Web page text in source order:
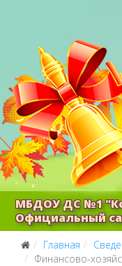
МБДОУ ДС №1
Официальный
Главная
Финансово-